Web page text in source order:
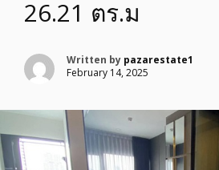
26.21 ตร.ม
Written by pazarestate1
February 14, 2025